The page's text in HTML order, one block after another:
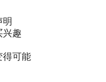
明
趣
得可能